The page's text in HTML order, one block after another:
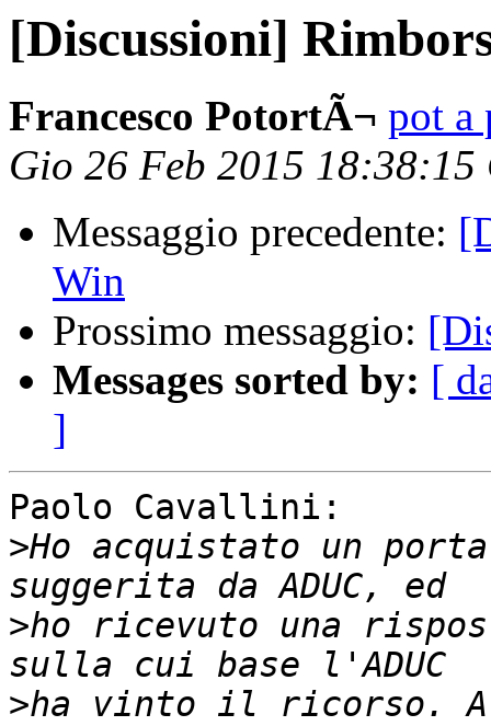
[Discussioni]
Francesco PotortÃ¬ pot a
Gio 26 Feb 2015 18:38:15
Messaggio precedente:
Win
Prossimo messaggio:
Messages sorted by: [
]
Paolo Cavallini:
>Ho acquistato un
>ho ricevuto una
>ha vinto il ricorso. A